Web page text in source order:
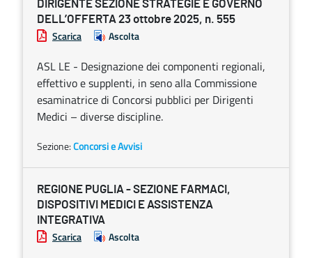
DIRIGENTE SEZIONE STRATEGIE E GOVERNO
DELL’OFFERTA 23 ottobre 2025, n. 555
Scarica Ascolta
ASL LE - Designazione dei componenti regionali,
effettivo e supplenti, in seno alla Commissione
esaminatrice di Concorsi pubblici per Dirigenti
Medici – diverse discipline.
Sezione:Concorsi e Avvisi
REGIONE PUGLIA - SEZIONE FARMACI,
DISPOSITIVI MEDICI E ASSISTENZA
INTEGRATIVA
Scarica Ascolta